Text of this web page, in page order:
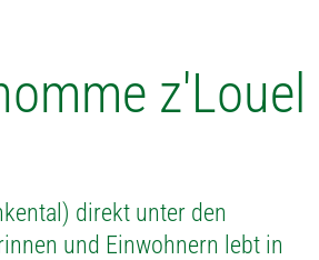
z'Louel
direkt unter den
und Einwohnern lebt in